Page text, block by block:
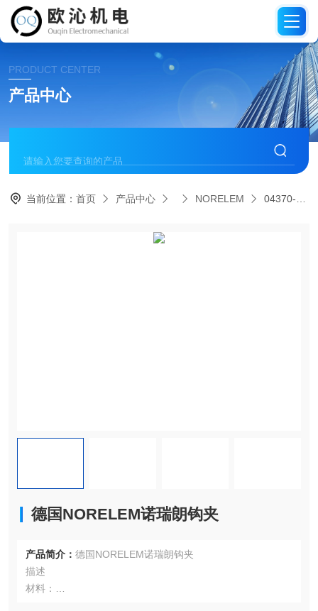
PRODUCT CENTER
产品中心
当前位置：首页 产品中心 NORELEM 04370-406德国NORELEM诺瑞朗钩夹
德国NORELEM诺瑞朗钩夹
产品简介： 德国NORELEM诺瑞朗钩夹
描述
材料：